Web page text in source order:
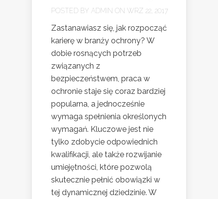
POSTED BY ADMIN ON WRZ 22, 2017
Zastanawiasz się, jak rozpocząć
karierę w branży ochrony? W
dobie rosnących potrzeb
związanych z
bezpieczeństwem, praca w
ochronie staje się coraz bardziej
popularna, a jednocześnie
wymaga spełnienia określonych
wymagań. Kluczowe jest nie
tylko zdobycie odpowiednich
kwalifikacji, ale także rozwijanie
umiejętności, które pozwolą
skutecznie pełnić obowiązki w
tej dynamicznej dziedzinie. W